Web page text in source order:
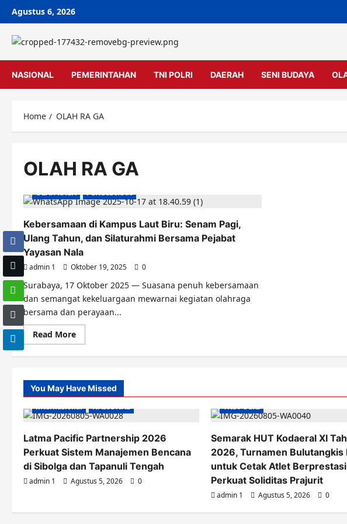
Skip
content
Agustus 6, 2026
NASIONAL PEMERINTAHAN TNI POLRI DAERAH SENI BUDAYA
Home OLAH RA GA
OLAH RA GA
OLAH RAGA PENDIDIKAN
Kebersamaan di Kampus Laut Biru: Senam Pagi,
Ulang Tahun, dan Silaturahmi Bersama Pejabat
Yayasan Nala
admin 1 Oktober 19, 2025 0
Surabaya, 17 Oktober 2025 — Suasana penuh kebersamaan
dan semangat kekeluargaan mewarnai kegiatan olahraga
bersama dan perayaan...
Read MoreRead
more
Kebersamaan
Laut
Biru:
Senam
Pagi,
Ulang
dan
Silaturahmi
Bersama
Pejabat
Yayasan
Nala
You May Have Missed
internasional
NASIONAL
Latma Pacific Partnership 2026
Perkuat Sistem Manajemen Bencana
di Sibolga dan Tapanuli Tengah
admin 1 Agustus 5, 2026 0
TNI POLRI
Semarak HUT Kodaeral XI
2026, Turnamen Bulutangkis
untuk Cetak Atlet
Perkuat Soliditas Prajurit
admin 1 Agustus 5, 2026 0